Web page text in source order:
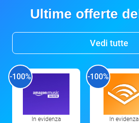
Ultime offerte
Vedi tutte
-100%
In evidenza
-100%
In evidenza